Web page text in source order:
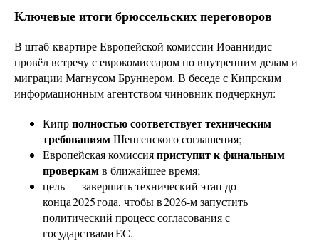
Ключевые итоги брюссельских переговоров
В штаб‑квартире Европейской комиссии Иоаннидис
провёл встречу с еврокомиссаром по внутренним делам и
миграции Магнусом Бруннером. В беседе с Кипрским
информационным агентством чиновник подчеркнул:
Кипрполностью соответствует техническим
требованиямШенгенского соглашения;
Европейская комиссияприступит к финальным
проверкамв ближайшее время;
цель — завершить технический этап до
конца 2025 года, чтобы в 2026‑м запустить
политический процесс согласования с
государствами ЕС.